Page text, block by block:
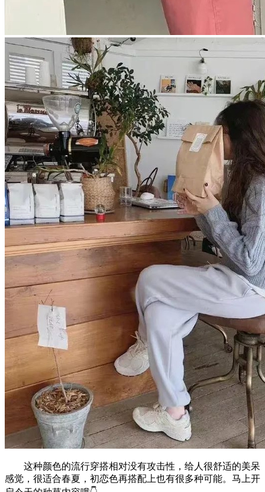
这种颜色的流行穿搭相对没有攻击性，给人很舒适的美呆
感觉，很适合春夏，初恋色再搭配上也有很多种可能。马上开